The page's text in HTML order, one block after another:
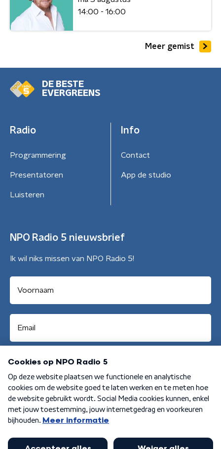
14:00 - 16:00
Meer gemist
DE BESTE
EVERGREENS
Radio
Programmering
Presentatoren
Luisteren
Info
Contact
App de studio
NPO Radio 5 nieuwsbrief
Ik wil niks missen van NPO Radio 5!
Aanmelden
Algemene voorwaarden Privacybeleid